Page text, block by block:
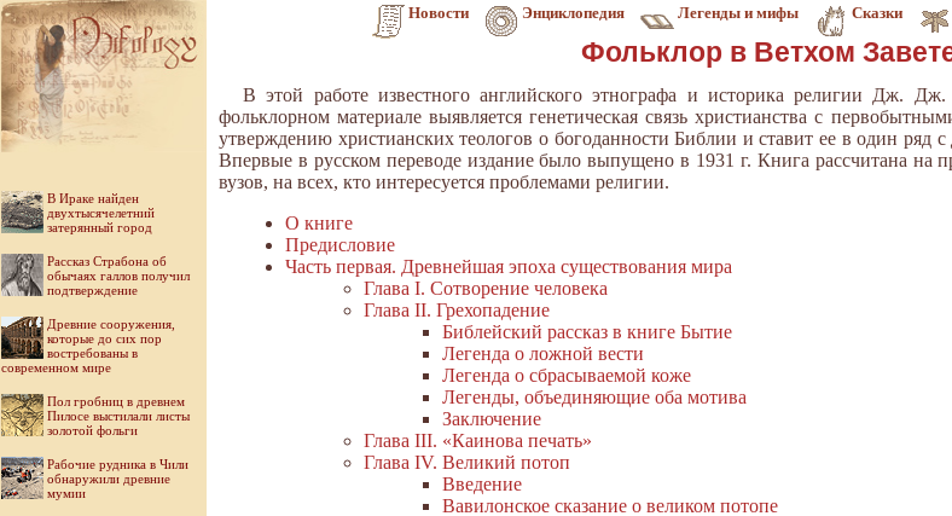
Новости Энциклопедия Легенды и мифы Сказки
В Ираке найден
двухтысячелетний
затерянный город
Рассказ Страбона об
обычаях галлов получил
подтверждение
Древние сооружения,
которые до сих пор
востребованы в
современном мире
Пол гробниц в древнем
Пилосе выстилали листы
золотой фольги
Рабочие рудника в Чили
обнаружили древние
мумии
Фольклор в Ветхом
В этой работе известного английского этнографа и историка религии Дж.
фольклорном материале выявляется генетическая связь христианства с
утверждению христианских теологов о богоданности Библии и ставит ее в один ряд
Впервые в русском переводе издание было выпущено в 1931 г. Книга рассчитана на
вузов, на всех, кто интересуется проблемами религии.
О книге
Предисловие
Часть первая. Древнейшая эпоха существования мира
Глава I. Сотворение человека
Глава II. Грехопадение
Библейский рассказ в книге Бытие
Легенда о ложной вести
Легенда о сбрасываемой коже
Легенды, объединяющие оба мотива
Заключение
Глава III. «Каинова печать»
Глава IV. Великий потоп
Введение
Вавилонское сказание о великом потопе